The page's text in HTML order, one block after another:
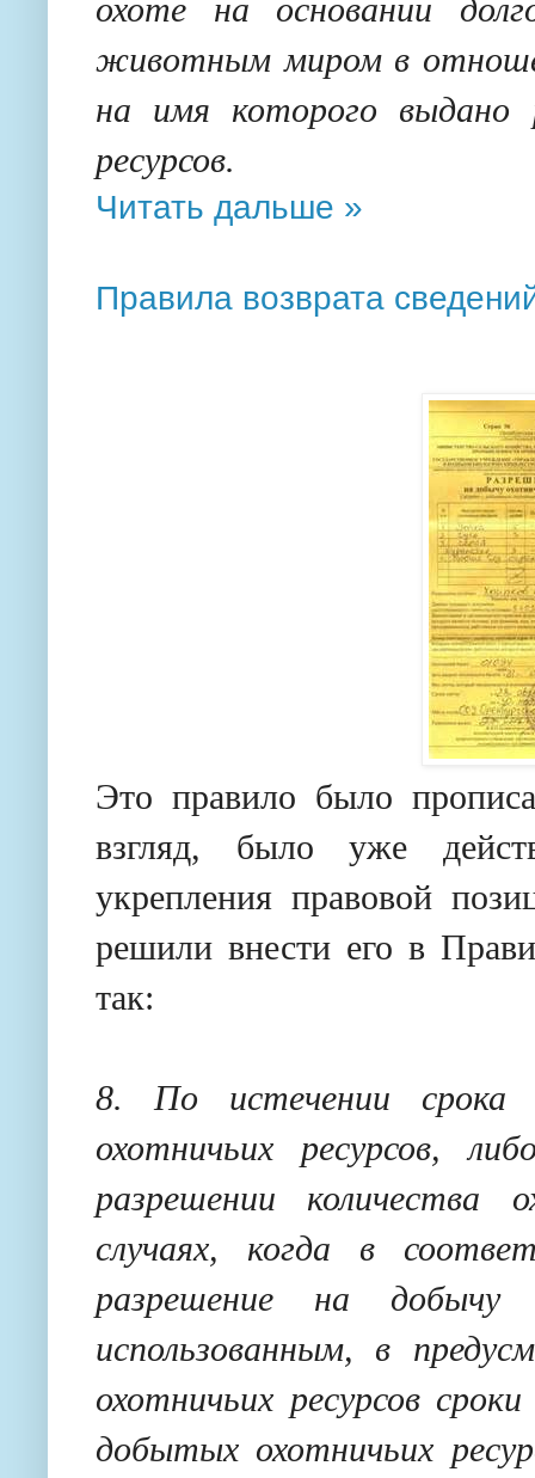
охоте на основании
животным миром в
на имя которого выдано
ресурсов.
Читать дальше »
Правила возврата
Это правило было
взгляд, было уже
укрепления правовой
решили внести его в
так:
8. По истечении срока
охотничьих ресурсов,
разрешении
случаях, когда в
разрешение на добычу
использованным, в
охотничьих ресурсов
добытых охотничьих